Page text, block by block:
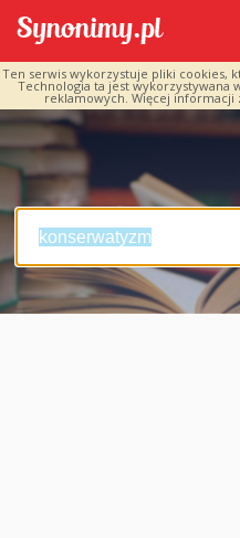
Ten serwis wykorzystuje pliki cookies,
Technologia ta jest wykorzystywana
reklamowych. Więcej informacji